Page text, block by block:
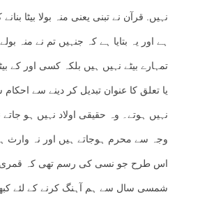
نہیں. قرآن نے تبنی یعنی منہ بولا بیٹا
ہے اور یہ بتایا ہے کہ جنہیں تم نے منہ بولے
تمہارے بیٹے نہیں ہیں بلکہ کسی اور کے
یا تعلق کا عنوان تبدیل کر دینے سے احکام
نہیں ہوتے۔ وہ حقیقی اولاد نہیں ہو
وجہ سے محرم ہوجاتے ہیں اور نہ وارث
اس طرح جو نسی کی رسم تھی کہ
شمسی سال سے ہم آہنگ کرنے کے لئے